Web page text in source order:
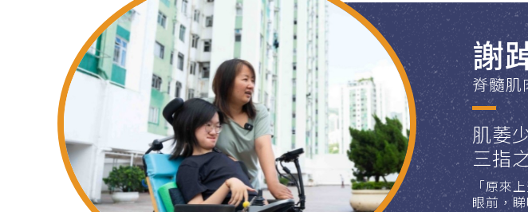
謝
脊髓
肌萎
三指
「原來
眼前，